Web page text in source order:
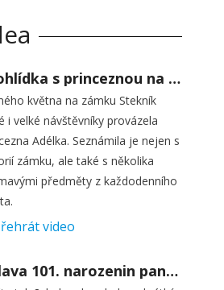
Prohlídka s princeznou na zámku Stekník
května na zámku Stekník
i velké návštěvníky provázela
Adélka. Seznámila je nejen s
zámku, ale také s několika
předměty z každodenního
video
Oslava 101. narozenin paní Věry Skořepové